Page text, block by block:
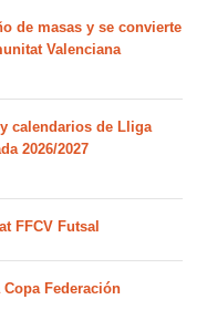
de masas y se convierte
Valenciana
calendarios de Lliga
2026/2027
FFCV Futsal
Federación